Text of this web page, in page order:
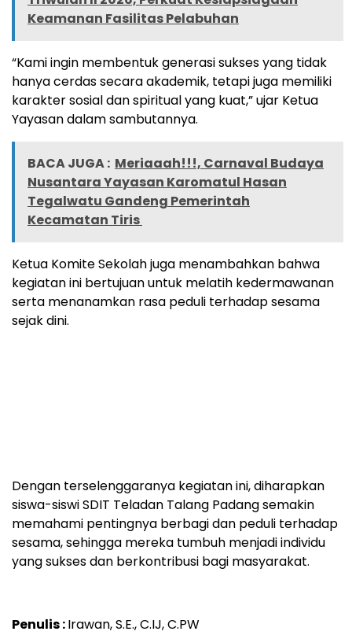
Keamanan Fasilitas Pelabuhan
“Kami ingin membentuk generasi sukses yang tidak
hanya cerdas secara akademik, tetapi juga memiliki
karakter sosial dan spiritual yang kuat,” ujar Ketua
Yayasan dalam sambutannya.
BACA JUGA : Meriaaah!!!, Carnaval Budaya
Nusantara Yayasan Karomatul Hasan
Tegalwatu Gandeng Pemerintah
Kecamatan Tiris
Ketua Komite Sekolah juga menambahkan bahwa
kegiatan ini bertujuan untuk melatih kedermawanan
serta menanamkan rasa peduli terhadap sesama
sejak dini.
Dengan terselenggaranya kegiatan ini, diharapkan
siswa-siswi SDIT Teladan Talang Padang semakin
memahami pentingnya berbagi dan peduli terhadap
sesama, sehingga mereka tumbuh menjadi individu
yang sukses dan berkontribusi bagi masyarakat.
Penulis :Irawan, S.E., C.IJ, C.PW